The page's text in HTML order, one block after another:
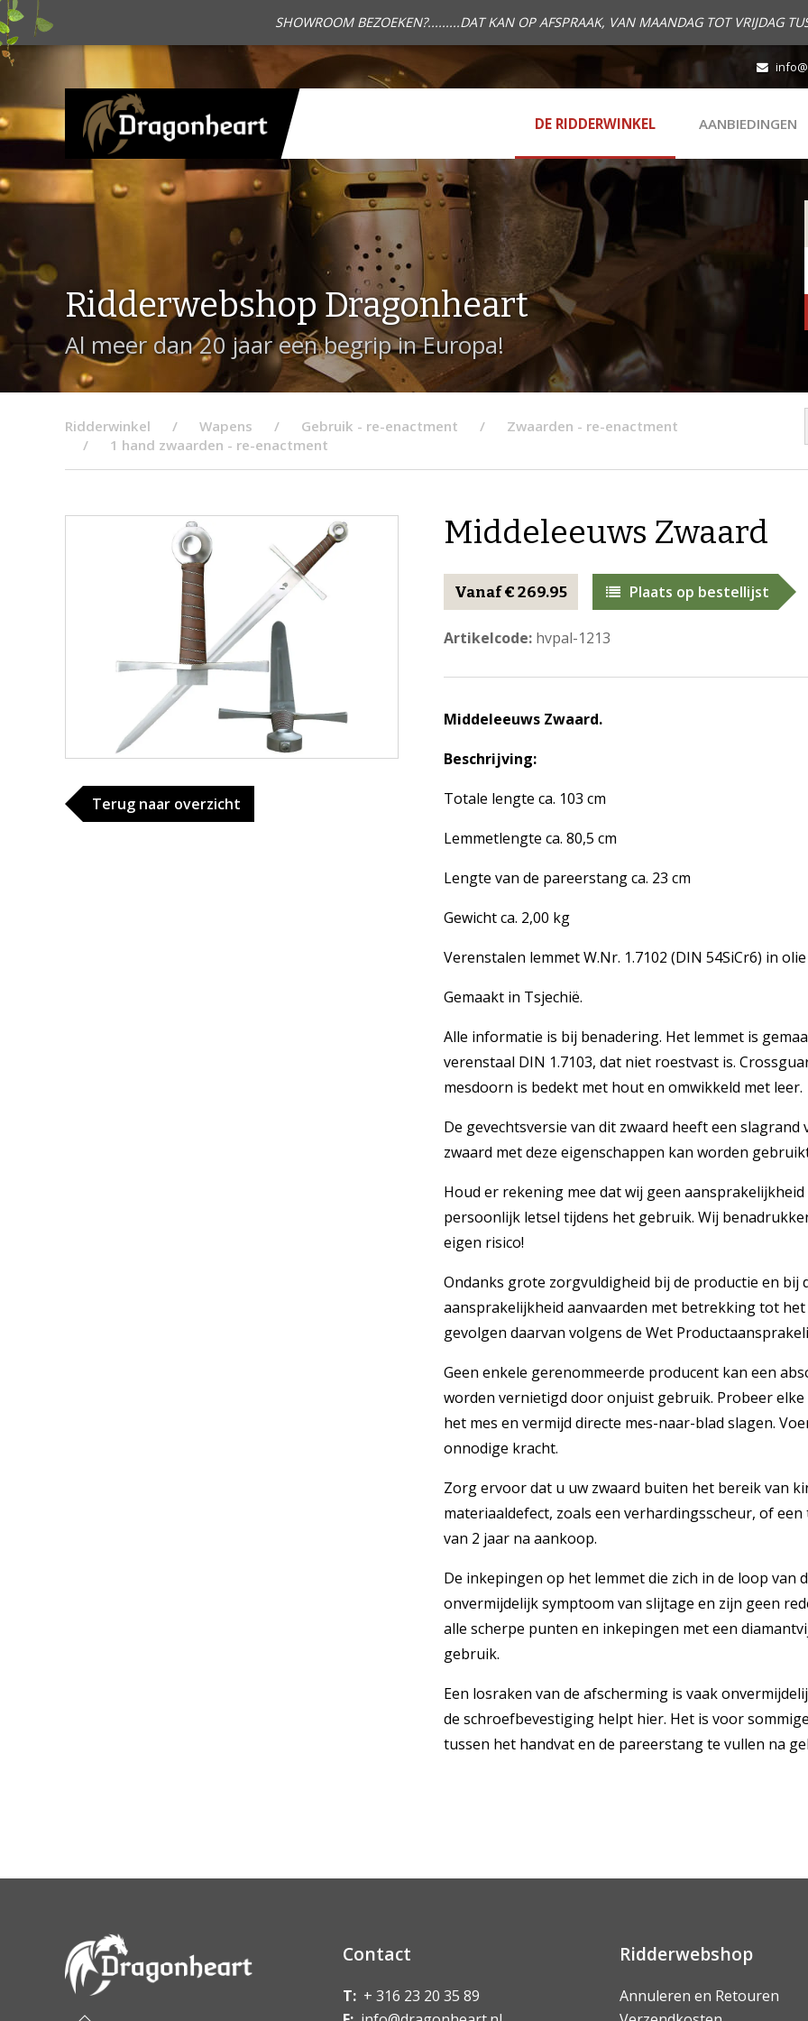
SHOWROOM BEZOEKEN?.........DAT KAN OP AFSPRAAK, VAN MAANDAG TOT VRIJDAG
DE RIDDERWINKEL AANBIEDINGEN
Ridderwebshop Dragonheart
Al meer dan 20 jaar een begrip in Europa!
Ridderwinkel Wapens Gebruik - re-enactment
Zwaarden - re-enactment
1 hand zwaarden - re-enactment
Terug naar overzicht
Middeleeuws Zwaard
Vanaf € 269.95 Plaats op bestellijst
Artikelcode:hvpal-1213
Middeleeuws Zwaard.
Beschrijving:
Totale lengte ca. 103 cm
Lemmetlengte ca. 80,5 cm
Lengte van de pareerstang ca. 23 cm
Gewicht ca. 2,00 kg
Verenstalen lemmet W.Nr. 1.7102 (DIN 54SiCr6) in
Gemaakt in Tsjechië.
Alle informatie is bij benadering. Het lemmet is
verenstaal DIN 1.7103, dat niet roestvast is.
mesdoorn is bedekt met hout en omwikkeld met leer.
De gevechtsversie van dit zwaard heeft een
zwaard met deze eigenschappen kan worden
Houd er rekening mee dat wij geen
persoonlijk letsel tijdens het gebruik. Wij
eigen risico!
Ondanks grote zorgvuldigheid bij de productie en bij
aansprakelijkheid aanvaarden met betrekking tot
gevolgen daarvan volgens de Wet
Geen enkele gerenommeerde producent kan een
worden vernietigd door onjuist gebruik. Probeer
het mes en vermijd directe mes-naar-blad slagen.
onnodige kracht.
Zorg ervoor dat u uw zwaard buiten het bereik van
materiaaldefect, zoals een verhardingsscheur, of
van 2 jaar na aankoop.
De inkepingen op het lemmet die zich in de loop
onvermijdelijk symptoom van slijtage en zijn geen
alle scherpe punten en inkepingen met een
gebruik.
Een losraken van de afscherming is vaak
de schroefbevestiging helpt hier. Het is voor
tussen het handvat en de pareerstang te vullen na
Contact
T: + 316 23 20 35 89
Ridderwebshop
Annuleren en Retouren